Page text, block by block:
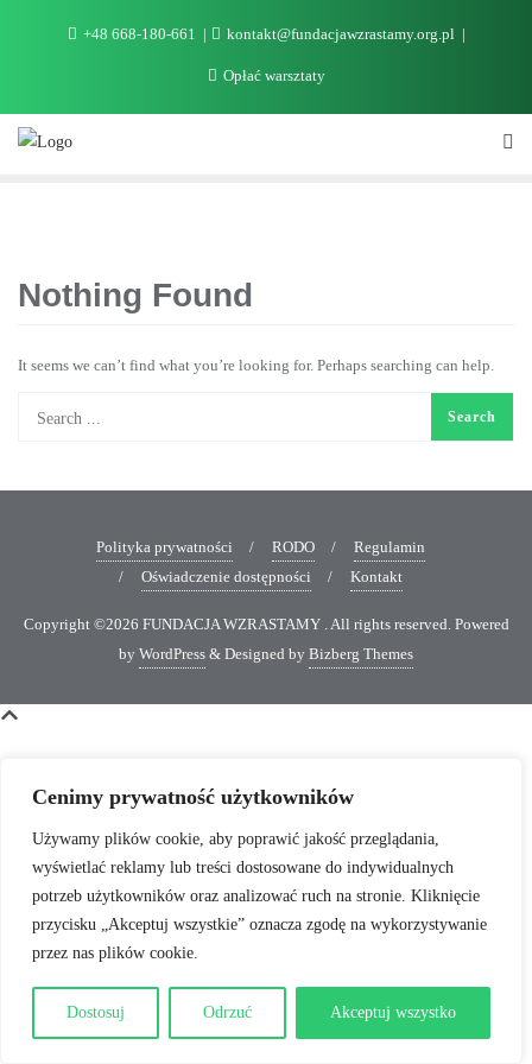
Cenimy prywatność użytkowników
Używamy plików cookie, aby poprawić jakość przeglądania,
wyświetlać reklamy lub treści dostosowane do indywidualnych
potrzeb użytkowników oraz analizować ruch na stronie. Kliknięcie
przycisku „Akceptuj wszystkie” oznacza zgodę na wykorzystywanie
przez nas plików cookie.
Dostosuj Odrzuć Akceptuj wszystko
+48 668-180-661 kontakt@fundacjawzrastamy.org.pl
Opłać warsztaty
Nothing Found
It seems we can’t find what you’re looking for. Perhaps searching can help.
Polityka prywatności RODO
Regulamin
Oświadczenie dostępności
Kontakt
Copyright ©2026 FUNDACJA WZRASTAMY . All rights reserved. Powered
by WordPress & Designed by Bizberg Themes